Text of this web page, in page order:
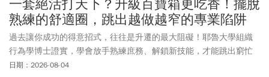
一套絕活打天下？升級百寶箱更吃香！擺脫
熟練的舒適圈，跳出越做越窄的專業陷阱
過去讓你成功的得意招式，往往是升遷的最大阻礙！耶魯大學組織
行為學博士證實，學會放手熟練庶務、解鎖新技能，才能跳出窮忙
循環，攀上職涯新高點！
日期：2026-08-04